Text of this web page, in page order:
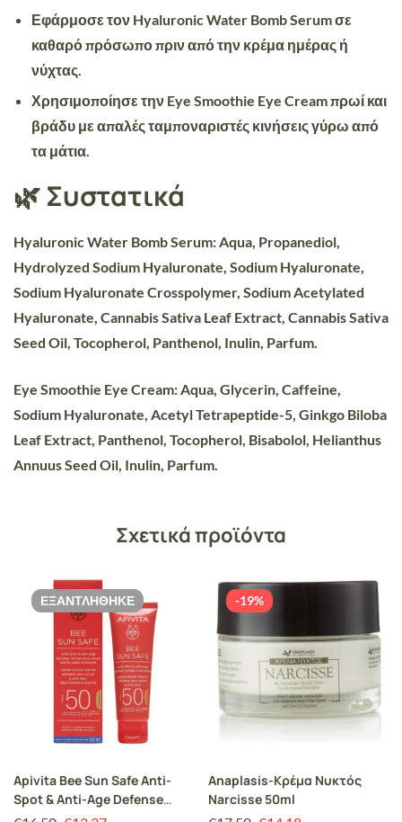
Εφάρμοσε τον Hyaluronic Water Bomb Serumσε
καθαρό πρόσωπο πριν από την κρέμα ημέρας ή
νύχτας.
Χρησιμοποίησε την Eye Smoothie Eye Creamπρωί και
βράδυ με απαλές ταμποναριστές κινήσεις γύρω από
τα μάτια.
🌿 Συστατικά
Hyaluronic Water Bomb Serum: Aqua, Propanediol,
Hydrolyzed Sodium Hyaluronate, Sodium Hyaluronate,
Sodium Hyaluronate Crosspolymer, Sodium Acetylated
Hyaluronate, Cannabis Sativa Leaf Extract, Cannabis Sativa
Seed Oil, Tocopherol, Panthenol, Inulin, Parfum.
Eye Smoothie Eye Cream: Aqua, Glycerin, Caffeine,
Sodium Hyaluronate, Acetyl Tetrapeptide-5, Ginkgo Biloba
Leaf Extract, Panthenol, Tocopherol, Bisabolol, Helianthus
Annuus Seed Oil, Inulin, Parfum.
Σχετικά προϊόντα
ΕΞΑΝΤΛΉΘΗΚΕ
Apivita Bee Sun Safe Anti-
Spot & Anti-Age Defense
Tinted Face Cream SPF50
-19%
Anaplasis-Κρέμα Νυκτός
Narcisse 50ml